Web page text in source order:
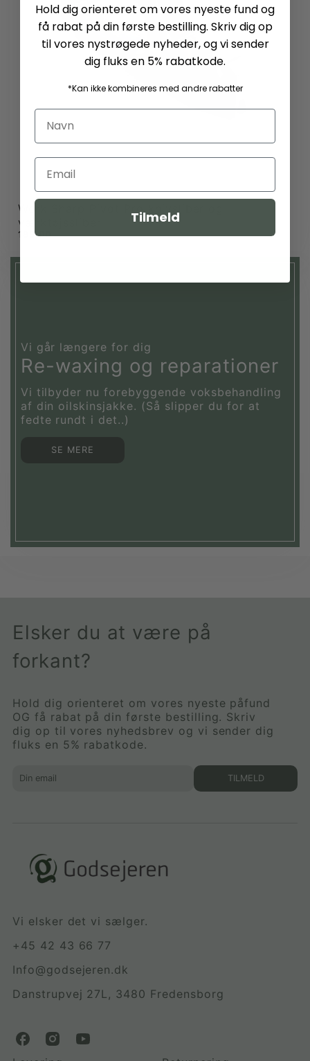
Work Sharp Pivot Pro knivsliber og
værktøjssliber
199,00
Vi går længere for dig
Re-waxing og reparationer
Vi tilbyder nu forebyggende voksbehandling
af din oilskinsjakke. (Så slipper du for at
fedte rundt i det..)
SE MERE
Elsker du at være på
forkant?
Hold dig orienteret om vores nyeste påfund
OG få rabat på din første bestilling. Skriv
dig op til vores nyhedsbrev og vi sender dig
fluks en 5% rabatkode.
TILMELD
Vi elsker det vi sælger.
+45 42 43 66 77
Info@godsejeren.dk
Danstrupvej 27L, 3480 Fredensborg
G
G
G
Hold dig orienteret om vores nyeste fund og
få rabat på din første bestilling. Skriv dig op
til vores nystrøgede nyheder, og vi sender
dig fluks en 5% rabatkode.
*Kan ikke kombineres med andre rabatter
Tilmeld